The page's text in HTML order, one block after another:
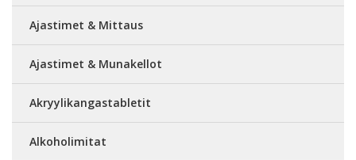
Ajastimet & Mittaus
Ajastimet & Munakellot
Akryylikangastabletit
Alkoholimitat